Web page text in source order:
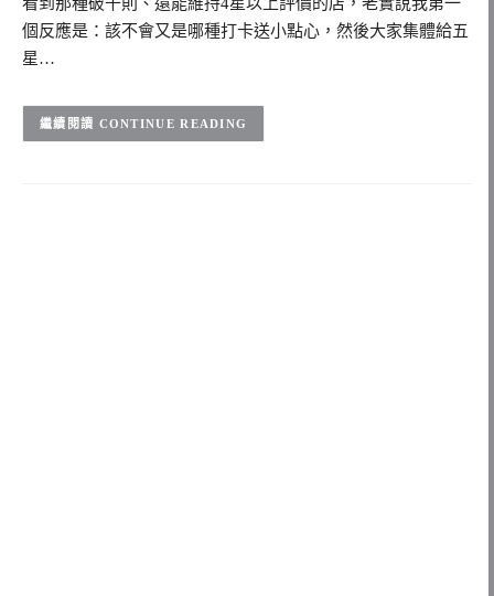
個反應是：該不會又是哪種打卡送小點心，然後大家集體給五
星…
CONTINUE READING